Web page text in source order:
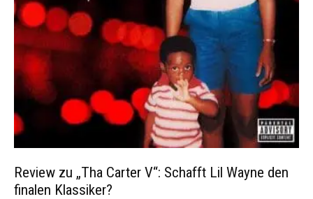
Review zu „Tha Carter V“: Schafft Lil Wayne den
finalen Klassiker?